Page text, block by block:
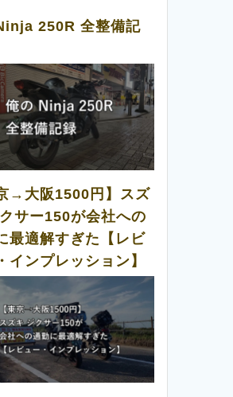
250R 全整備記
→大阪1500円】スズ
サー150が会社への
最適解すぎた【レビ
インプレッション】